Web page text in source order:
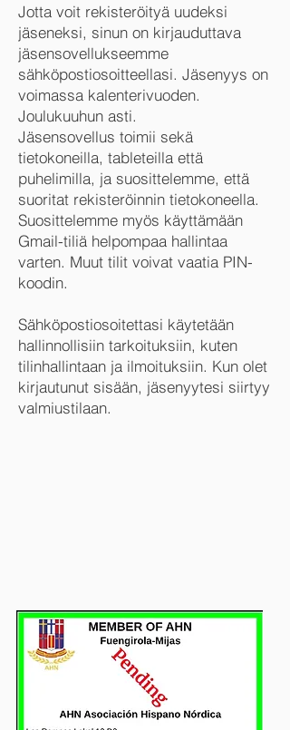
Jotta voit rekisteröityä uudeksi
jäseneksi, sinun on kirjauduttava
jäsensovellukseemme
sähköpostiosoitteellasi. Jäsenyys on
voimassa kalenterivuoden.
Joulukuuhun asti.
Jäsensovellus toimii sekä
tietokoneilla, tableteilla että
puhelimilla, ja suosittelemme, että
suoritat rekisteröinnin tietokoneella.
Suosittelemme myös käyttämään
Gmail-tiliä helpompaa hallintaa
varten. Muut tilit voivat vaatia PIN-
koodin.
Sähköpostiosoitettasi käytetään
hallinnollisiin tarkoituksiin, kuten
tilinhallintaan ja ilmoituksiin. Kun olet
kirjautunut sisään, jäsenyytesi siirtyy
valmiustilaan.